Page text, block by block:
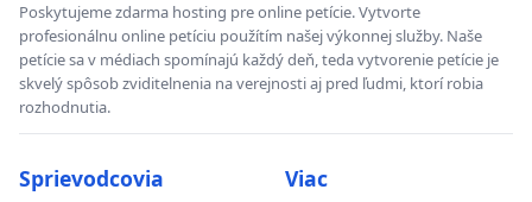
Poskytujeme zdarma hosting pre online petície. Vytvorte
profesionálnu online petíciu použítím našej výkonnej služby. Naše
petície sa v médiach spomínajú každý deň, teda vytvorenie petície je
skvelý spôsob zviditelnenia na verejnosti aj pred ľudmi, ktorí robia
rozhodnutia.
Sprievodcovia Viac